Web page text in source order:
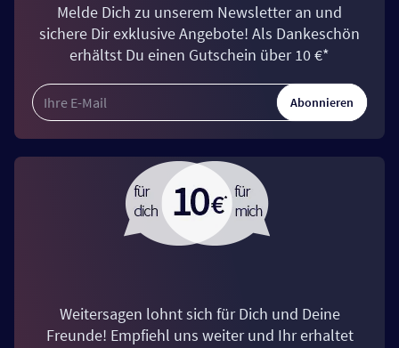
Melde Dich zu unserem Newsletter an und
sichere Dir exklusive Angebote! Als Dankeschön
erhältst Du einen Gutschein über 10 €*
Abonnieren
Weitersagen lohnt sich für Dich und Deine
Freunde! Empfiehl uns weiter und Ihr erhaltet